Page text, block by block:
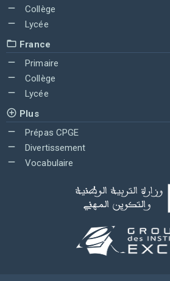
Collège
Lycée
France
Primaire
Collège
Lycée
Plus
Prépas CPGE
Divertissement
Vocabulaire